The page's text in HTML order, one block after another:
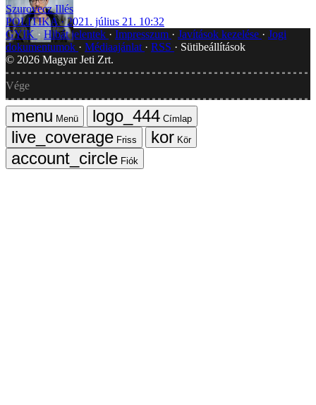
Szurovecz Illés
POLITIKA
2021. július 21. 10:32
GYIK
Hibát jelentek Impresszum Javítások kezelése
Jogi
dokumentumok
Médiaajánlat RSS
Sütibeállítások
© 2026 Magyar Jeti Zrt.
Vége
Menü
Címlap
Friss
Kör
Fiók